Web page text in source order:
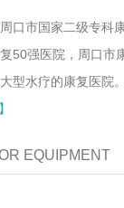
口市国家二级专科
50强医院，周口市
型水疗的康复医院
EQUIPMENT